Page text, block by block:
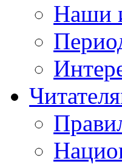
Наши